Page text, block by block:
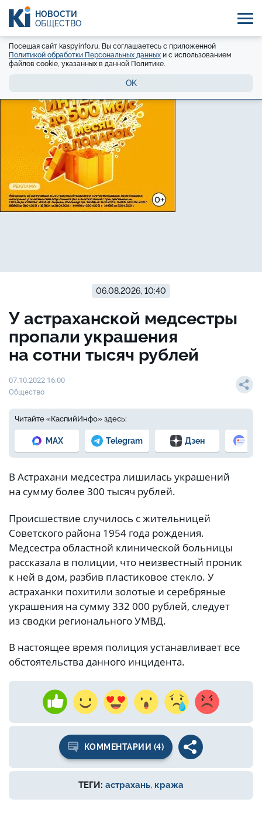
НОВОСТИ
ОБЩЕСТВО
Посещая сайт kaspyinfo.ru, Вы соглашаетесь с приложенной
Политикой обработки Персональных данных и с использованием
файлов cookie, указанных в данной Политике.
OK
06.08.2026, 10:40
У астраханской медсестры
пропали украшения
на сотни тысяч рублей
07.10.2022 16:00
Общество
Читайте «КаспийИнфо» здесь:
MAX Telegram Дзен
В Астрахани медсестра лишилась украшений
на сумму более 300 тысяч рублей.
Происшествие случилось с жительницей
Советского района 1954 года рождения.
Медсестра областной клинической больницы
рассказала в полиции, что неизвестный проник
к ней в дом, разбив пластиковое стекло. У
астраханки похитили золотые и серебряные
украшения на сумму 332 000 рублей, следует
из сводки регионального УМВД.
В настоящее время полиция устанавливает все
обстоятельства данного инцидента.
КОММЕНТАРИИ (4)
ТЕГИ: астрахань, кража